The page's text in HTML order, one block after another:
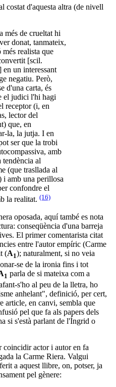
costat d'aquesta altra (de nivell
més de crueltat hi
donat, tanmateix,
realista que
[scil.
un interessant
negatiu. Però,
d'una carta, és
el judici l'hi hagi
receptor (i, en
lector del
que, en
la, la jutja. I en
ser que la trobi
amb
tendència al
(que trasllada al
i amb una perillosa
confondre el
la realitat. (16)
oposada, aquí també es nota
conseqüència d'una barreja
El primer comentarista citat
entre l'autor empíric (Carme
(A1); naturalment, si no veia
se de la ironia fins i tot
1 parla de si mateixa com a
s'ho al peu de la lletra, ho
anhelant", definició, per cert,
article, en canvi, sembla que
pel que fa als papers dels
si s'està parlant de l'Íngrid o
coincidir actor i autor en fa
la Carme Riera. Valgui
a aquest llibre, on, potser, ja
pel gènere: